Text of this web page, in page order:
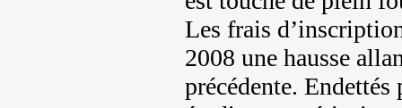
Les frais
2008 une hausse
précédente.